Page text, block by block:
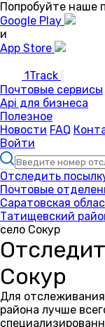
Попробуйте наше
Google Play
и
App Store
1Track
Почтовые сервисы
Api для бизнеса
Полезное
Новости FAQ
Войти
Отследить
Почтовые
Саратовская
Татищевский
село Сокур
Сокур
Для
района лучше